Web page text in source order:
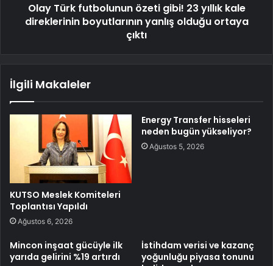
Olay Türk futbolunun özeti gibi! 23 yıllık kale
direklerinin boyutlarının yanlış olduğu ortaya
çıktı
İlgili Makaleler
KUTSO Meslek Komiteleri
Toplantısı Yapıldı
Ağustos 6, 2026
Energy Transfer hisseleri
neden bugün yükseliyor?
Ağustos 5, 2026
Mincon inşaat gücüyle ilk
yarıda gelirini %19 artırdı
İstihdam verisi ve kazanç
yoğunluğu piyasa tonunu